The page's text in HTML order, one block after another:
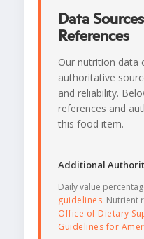
Data
References
Our nutrition data
authoritative
and reliability.
references and
this food item.
Additional
Daily value
guidelines. Nutrient
Office of Dietary
Guidelines for